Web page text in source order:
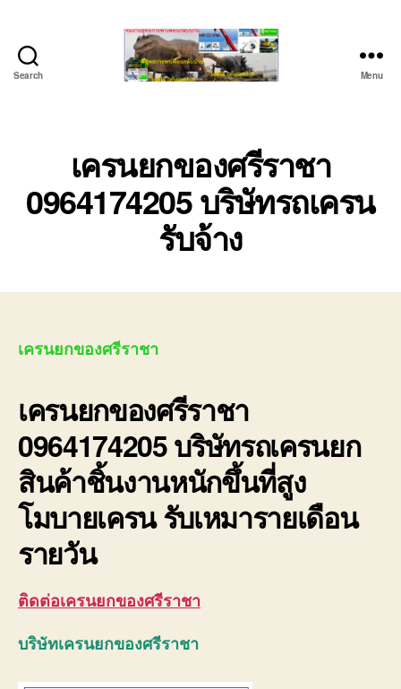
Search
ของ
หนัก
ติดต่อ
0818900005,
0640711613,
Menu
เครนยกของศรีราชา
0964174205 บริษัทรถเครน
รับจ้าง
เครนยกของศรีราชา
เครนยกของศรีราชา
0964174205 บริษัทรถเครนยก
สินค้าชิ้นงานหนักขึ้นที่สูง
โมบายเครน รับเหมารายเดือน
รายวัน
ติดต่อเครนยกของศรีราชา
บริษัทเครนยกของศรีราชา